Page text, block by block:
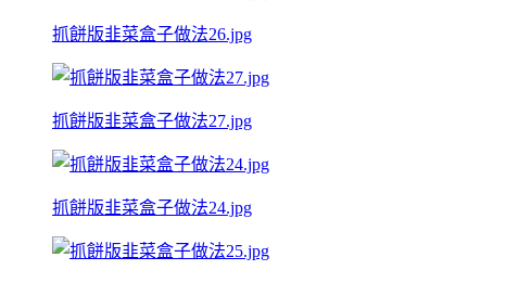
抓餅版韭菜盒子做法26.jpg
抓餅版韭菜盒子做法27.jpg
抓餅版韭菜盒子做法24.jpg